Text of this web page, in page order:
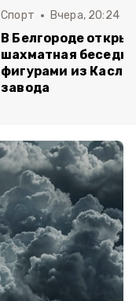
Спорт Вчера, 20:24
В Белгороде
шахматная
фигурами из
завода